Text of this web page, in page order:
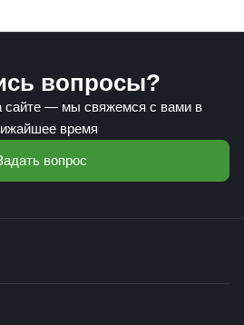
вопросы?
сайте — мы свяжемся с вами в
время
вопрос